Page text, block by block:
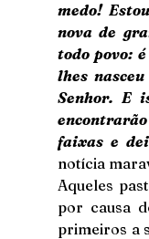
medo!
nova de
todo povo:
lhes
Senhor. E
faixas e
notícia
Aqueles
por causa
primeiros a